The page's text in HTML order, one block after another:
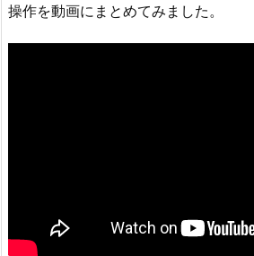
操作を動画にまとめてみました。